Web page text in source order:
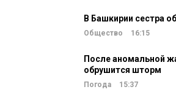
В Башкирии сестра
Общество 16:15
После аномальной
обрушится шторм
Погода 15:37